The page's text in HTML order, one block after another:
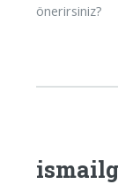
önerirsiniz?